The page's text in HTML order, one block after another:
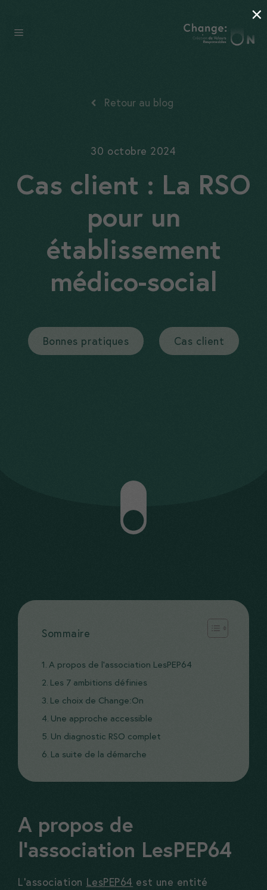
contenuMenu
Retour au blog
30 octobre 2024
Cas client : La RSO
pour un
établissement
médico-social
Bonnes pratiques Cas client
Sommaire
A propos de l’association LesPEP64
Les 7 ambitions définies
Le choix de Change:On
Une approche accessible
Un diagnostic RSO complet
La suite de la démarche
A propos de
l’association LesPEP64
L’association LesPEP64 est une entité
×